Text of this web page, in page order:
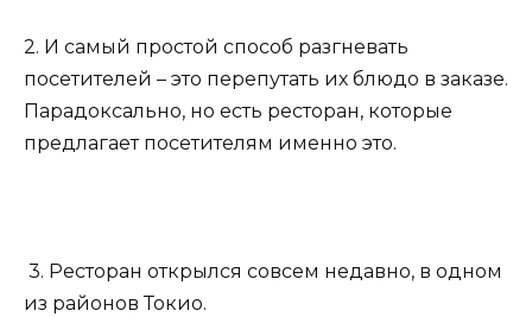
2. И самый простой способ разгневать
посетителей – это перепутать их блюдо в заказе.
Парадоксально, но есть ресторан, которые
предлагает посетителям именно это.
3. Ресторан открылся совсем недавно, в одном
из районов Токио.